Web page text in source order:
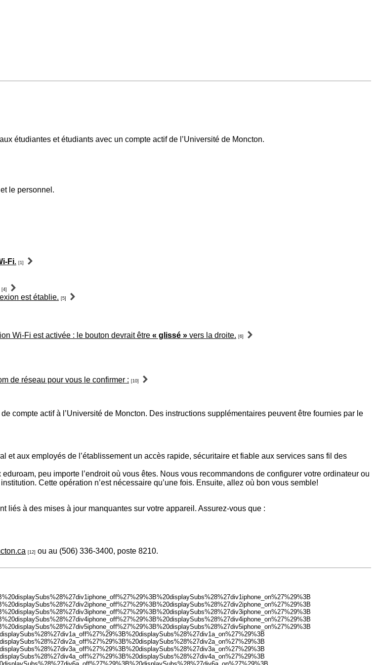
étudiantes et étudiants avec un compte actif de l’Université de Moncton.
le personnel.
Fi. [1]
[4]
est établie. [5]
Wi-Fi est activée : le bouton devrait être « glissé » vers la droite. [6]
de réseau pour vous le confirmer : [10]
compte actif à l’Université de Moncton. Des instructions supplémentaires peuvent être fournies par le
et aux employés de l’établissement un accès rapide, sécuritaire et fiable aux services sans fil des
peu importe l’endroit où vous êtes. Nous vous recommandons de configurer votre ordinateur ou
Cette opération n’est nécessaire qu’une fois. Ensuite, allez où bon vous semble!
liés à des mises à jour manquantes sur votre appareil. Assurez-vous que :
[12] ou au (506) 336-3400, poste 8210.